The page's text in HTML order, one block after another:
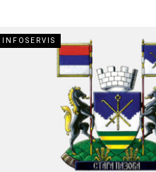
INFOSERVIS